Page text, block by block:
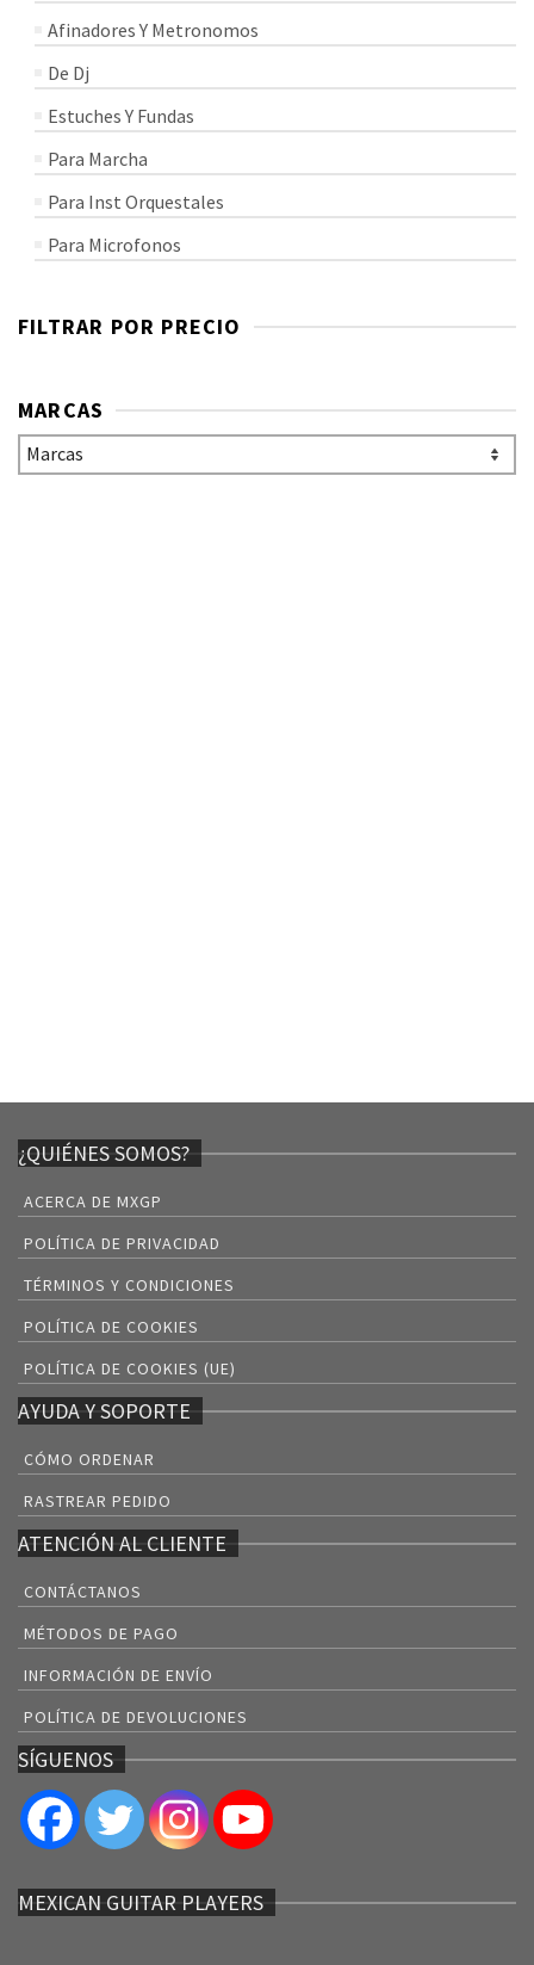
Afinadores Y Metronomos
De Dj
Estuches Y Fundas
Para Marcha
Para Inst Orquestales
Para Microfonos
FILTRAR POR PRECIO
MARCAS
¿QUIÉNES SOMOS?
ACERCA DE MXGP
POLÍTICA DE PRIVACIDAD
TÉRMINOS Y CONDICIONES
POLÍTICA DE COOKIES
POLÍTICA DE COOKIES (UE)
AYUDA Y SOPORTE
CÓMO ORDENAR
RASTREAR PEDIDO
ATENCIÓN AL CLIENTE
CONTÁCTANOS
MÉTODOS DE PAGO
INFORMACIÓN DE ENVÍO
POLÍTICA DE DEVOLUCIONES
SÍGUENOS
MEXICAN GUITAR PLAYERS